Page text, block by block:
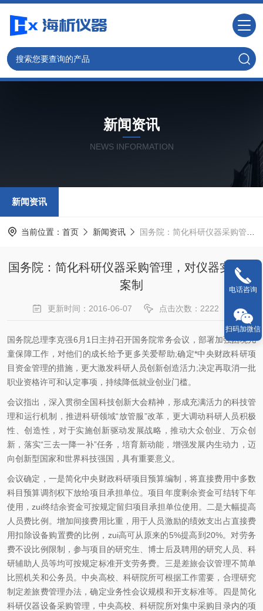
新闻资讯
NEWS INFORMATION
新闻资讯
当前位置： 首页 新闻资讯 国务院：简化科研仪器采购管理，对仪器实行备案制
国务院：简化科研仪器采购管理，对仪器实行备
案制
更新时间：2016-06-07 点击次数：2222
国务院总理李克强6月1日主持召开国务院常务会议，部署加强困境儿
童保障工作，对他们的成长给予更多关爱帮助;确定*中央财政科研项
目资金管理的措施，更大激发科研人员创新创造活力;决定再取消一批
职业资格许可和认定事项，持续降低就业创业门槛。
会议指出，深入贯彻全国科技创新大会精神，形成充满活力的科技管
理和运行机制，推进科研领域“放管服”改革，更大调动科研人员积极
性、创造性，对于实施创新驱动发展战略，推动大众创业、万众创
新，落实“三去一降一补”任务，培育新动能，增强发展内生动力，迈
向创新型国家和世界科技强国，具有重要意义。
会议确定，一是简化中央财政科研项目预算编制，将直接费用中多数
科目预算调剂权下放给项目承担单位。项目年度剩余资金可结转下年
使用，zui终结余资金可按规定留归项目承担单位使用。二是大幅提高
人员费比例。增加间接费用比重，用于人员激励的绩效支出占直接费
用扣除设备购置费的比例，zui高可从原来的5%提高到20%。对劳务
费不设比例限制，参与项目的研究生、博士后及聘用的研究人员、科
研辅助人员等均可按规定标准开支劳务费。三是差旅会议管理不简单
比照机关和公务员。中央高校、科研院所可根据工作需要，合理研究
制定差旅费管理办法，确定业务性会议规模和开支标准等。四是简化
科研仪器设备采购管理，中央高校、科研院所对集中采购目录内的项
电话咨询
扫码加微信